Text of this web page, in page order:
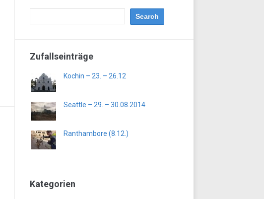
Zufallseinträge
Kochin – 23. – 26.12
Seattle – 29. – 30.08.2014
Ranthambore (8.12.)
Kategorien